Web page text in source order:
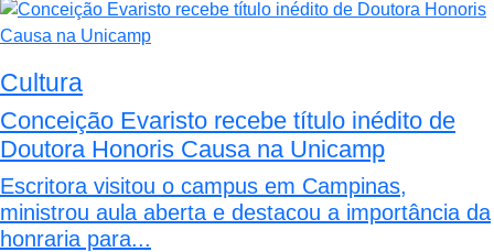
Cultura
Conceição Evaristo recebe título inédito de
Doutora Honoris Causa na Unicamp
Escritora visitou o campus em Campinas,
ministrou aula aberta e destacou a importância da
honraria para...